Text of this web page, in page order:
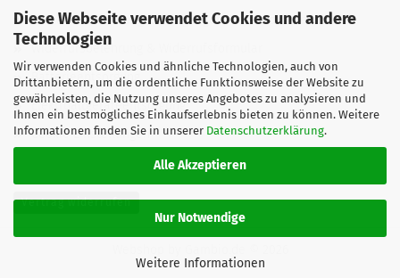
Diese Webseite verwendet Cookies und andere
Technologien
Wir verwenden Cookies und ähnliche Technologien, auch von
Drittanbietern, um die ordentliche Funktionsweise der Website zu
gewährleisten, die Nutzung unseres Angebotes zu analysieren und
Ihnen ein bestmögliches Einkaufserlebnis bieten zu können. Weitere
Informationen finden Sie in unserer Datenschutzerklärung.
Alle Akzeptieren
Nur Notwendige
Weitere Informationen
Versand- & Zahlungsbedingungen, Versandkosten
Widerrufsbelehrung & Widerrufsformular
Batterieentsorgung
Elektroaltgeräteentsorgung
Cookie Einstellungen
Vertrag widerrufen